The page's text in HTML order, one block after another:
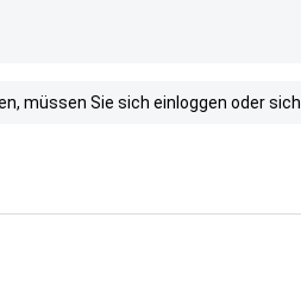
müssen Sie sich einloggen oder sich